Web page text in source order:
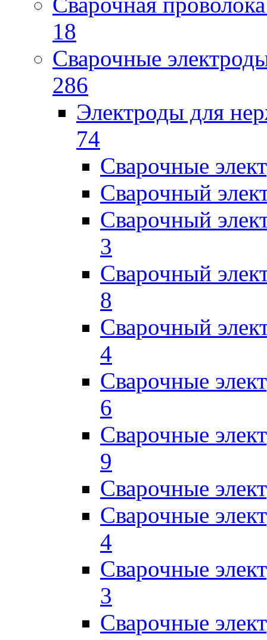
18
Сварочные
286
Электроды для
74
Сварочные
Сварочный
Сварочный
3
Сварочный
8
Сварочный
4
Сварочные
6
Сварочные
9
Сварочные
Сварочные
4
Сварочные
3
Сварочные